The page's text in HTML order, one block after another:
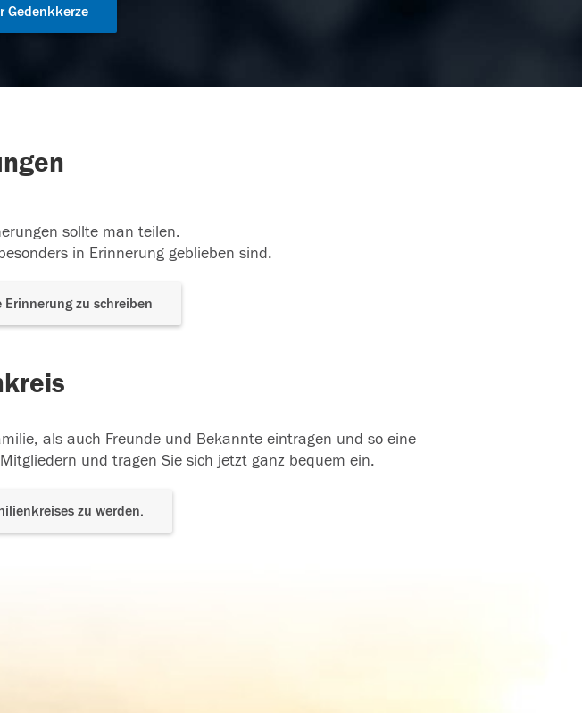
Gedenkkerze
sollte man teilen.
in Erinnerung geblieben sind.
zu schreiben
als auch Freunde und Bekannte eintragen und so eine
und tragen Sie sich jetzt ganz bequem ein.
zu werden.